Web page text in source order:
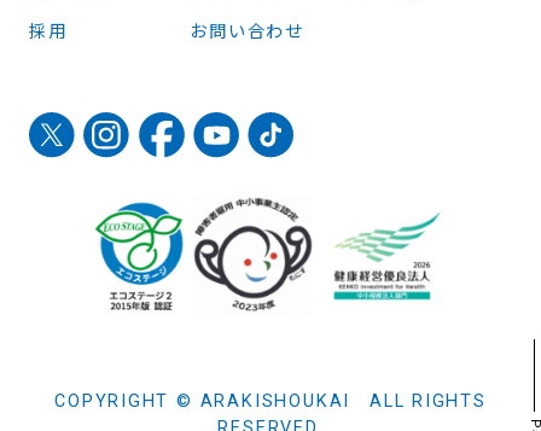
採用 お問い合わせ
COPYRIGHT © ARAKISHOUKAI ALL RIGHTS